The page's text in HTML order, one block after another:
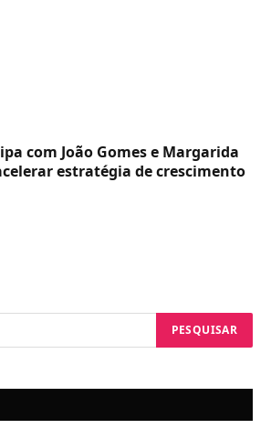
com João Gomes e Margarida
estratégia de crescimento